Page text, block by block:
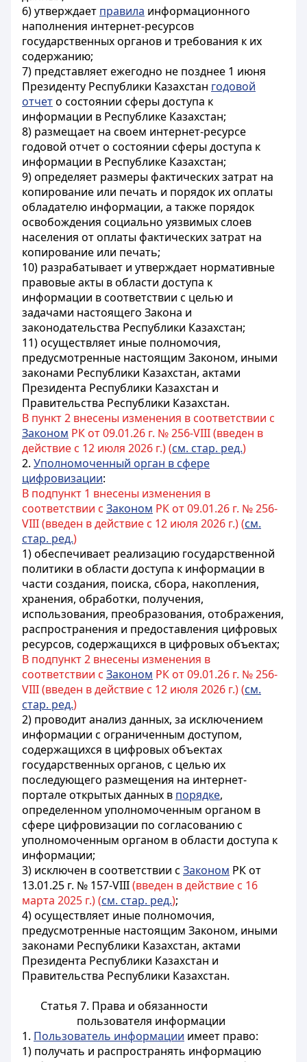
6) утверждает правила информационного
наполнения интернет-ресурсов
государственных органов и требования к их
содержанию;
7) представляет ежегодно не позднее 1 июня
Президенту Республики Казахстан годовой
отчето состоянии сферы доступа к
информации в Республике Казахстан;
8) размещает на своем интернет-ресурсе
годовой отчет о состоянии сферы доступа к
информации в Республике Казахстан;
9) определяет размеры фактических затрат на
копирование или печать и порядок их оплаты
обладателю информации, а также порядок
освобождения социально уязвимых слоев
населения от оплаты фактических затрат на
копирование или печать;
10) разрабатывает и утверждает нормативные
правовые акты в области доступа к
информации в соответствии с целью и
задачами настоящего Закона и
законодательства Республики Казахстан;
11) осуществляет иные полномочия,
предусмотренные настоящим Законом, иными
законами Республики Казахстан, актами
Президента Республики Казахстан и
Правительства Республики Казахстан.
В пункт 2 внесены изменения в соответствии с
Законом РК от 09.01.26 г. № 256-VIII (введен в
действие с 12 июля 2026 г.) (см. стар. ред.)
2. Уполномоченный орган в сфере
цифровизации:
В подпункт 1 внесены изменения в
соответствии с Законом РК от 09.01.26 г. № 256-
VIII (введен в действие с 12 июля 2026 г.) (см.
стар. ред.)
1) обеспечивает реализацию государственной
политики в области доступа к информации в
части создания, поиска, сбора, накопления,
хранения, обработки, получения,
использования, преобразования, отображения,
распространения и предоставления цифровых
ресурсов, содержащихся в цифровых объектах;
В подпункт 2 внесены изменения в
соответствии с Законом РК от 09.01.26 г. № 256-
VIII (введен в действие с 12 июля 2026 г.) (см.
стар. ред.)
2) проводит анализ данных, за исключением
информации с ограниченным доступом,
содержащихся в цифровых объектах
государственных органов, с целью их
последующего размещения на интернет-
портале открытых данных в порядке,
определенном уполномоченным органом в
сфере цифровизации по согласованию с
уполномоченным органом в области доступа к
информации;
3) исключен в соответствии с Законом РК от
13.01.25 г. № 157-VIII(введен в действие с 16
марта 2025 г.) (см. стар. ред.);
4) осуществляет иные полномочия,
предусмотренные настоящим Законом, иными
законами Республики Казахстан, актами
Президента Республики Казахстан и
Правительства Республики Казахстан.
Статья 7. Права и обязанности
пользователя информации
1. Пользователь информации имеет право:
1) получать и распространять информацию